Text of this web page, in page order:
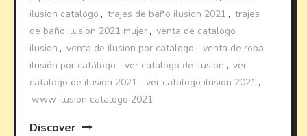
ilusion catalogo , trajes de baño ilusion 2021 , trajes
de baño ilusion 2021 mujer , venta de catalogo
ilusion , venta de ilusion por catalogo , venta de ropa
ilusión por catálogo , ver catalogo de ilusion , ver
catalogo de ilusion 2021 , ver catalogo ilusion 2021 ,
www ilusion catalogo 2021
Discover